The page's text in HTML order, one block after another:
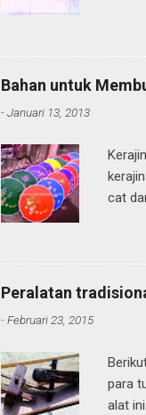
Bahan untuk
-Januari 13, 2013
cat
Peralatan
-Februari 23, 2015
para
alat